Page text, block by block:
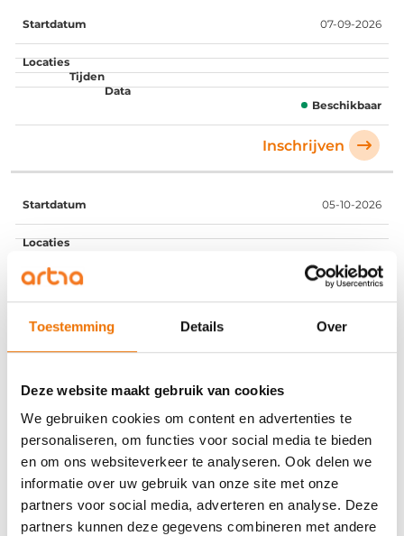
Toestemming Details Over
Deze website maakt gebruik van cookies
We gebruiken cookies om content en advertenties te
personaliseren, om functies voor social media te bieden
en om ons websiteverkeer te analyseren. Ook delen we
informatie over uw gebruik van onze site met onze
partners voor social media, adverteren en analyse. Deze
partners kunnen deze gegevens combineren met andere
Startdatum 07-09-2026
Beschikbaar
Inschrijven
05-10-2026
Beschikbaar
Inschrijven
Beschikbaar
Inschrijven